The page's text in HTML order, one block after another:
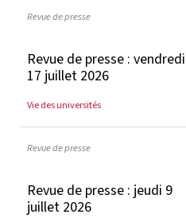
Revue de presse
Revue de presse : vendredi
17 juillet 2026
Vie des universités
Revue de presse
Revue de presse : jeudi 9
juillet 2026